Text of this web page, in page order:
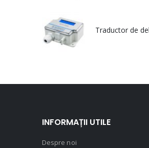
INFORMAȚII UTILE
Despre noi